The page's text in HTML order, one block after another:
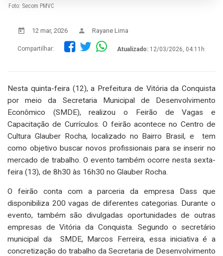
Foto: Secom PMVC
12 mar, 2026 Rayane Lima
Compartilhar: Atualizado: 12/03/2026, 04:11h
Nesta quinta-feira (12), a Prefeitura de Vitória da Conquista
por meio da Secretaria Municipal de Desenvolvimento
Econômico (SMDE), realizou o Feirão de Vagas e
Capacitação de Currículos. O feirão acontece no Centro de
Cultura Glauber Rocha, localizado no Bairro Brasil, e tem
como objetivo buscar novos profissionais para se inserir no
mercado de trabalho. O evento também ocorre nesta sexta-
feira (13), de 8h30 às 16h30 no Glauber Rocha.
O feirão conta com a parceria da empresa Dass que
disponibiliza 200 vagas de diferentes categorias. Durante o
evento, também são divulgadas oportunidades de outras
empresas de Vitória da Conquista. Segundo o secretário
municipal da SMDE, Marcos Ferreira, essa iniciativa é a
concretização do trabalho da Secretaria de Desenvolvimento